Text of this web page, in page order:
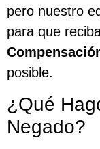
pero nuestro
para que
posible.
¿Qué
Negado?